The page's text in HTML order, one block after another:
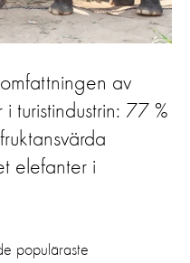
av
turistindustrin: 77 %
elefanter i
populäraste